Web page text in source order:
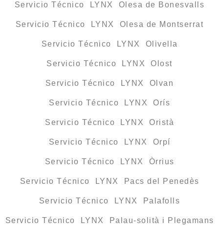
Servicio Técnico LYNX Olesa de Bonesvalls
Servicio Técnico LYNX Olesa de Montserrat
Servicio Técnico LYNX Olivella
Servicio Técnico LYNX Olost
Servicio Técnico LYNX Olvan
Servicio Técnico LYNX Orís
Servicio Técnico LYNX Oristà
Servicio Técnico LYNX Orpí
Servicio Técnico LYNX Òrrius
Servicio Técnico LYNX Pacs del Penedès
Servicio Técnico LYNX Palafolls
Servicio Técnico LYNX Palau-solità i Plegamans